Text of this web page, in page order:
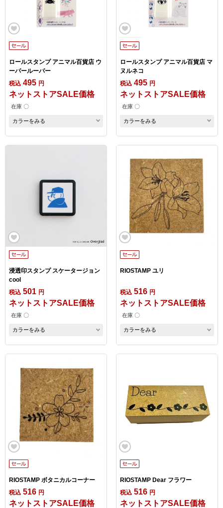
ロールスタンプ アニマル百貨店 ウ
ーパールーパー
税込 495 円
ネットストアSALE価格
在庫 〇
カラーをみる
ロールスタンプ アニマル百貨店 マ
ヌルネコ
税込 495 円
ネットストアSALE価格
在庫 〇
カラーをみる
浸透印スタンプ スケータージョン
cool
税込 501 円
ネットストアSALE価格
在庫 〇
カラーをみる
RIOSTAMP ユリ
税込 516 円
ネットストアSALE価格
在庫 〇
カラーをみる
RIOSTAMP ボタニカルコーナー
税込 516 円
ネットストアSALE価格
RIOSTAMP Dear フラワー
税込 516 円
ネットストアSALE価格